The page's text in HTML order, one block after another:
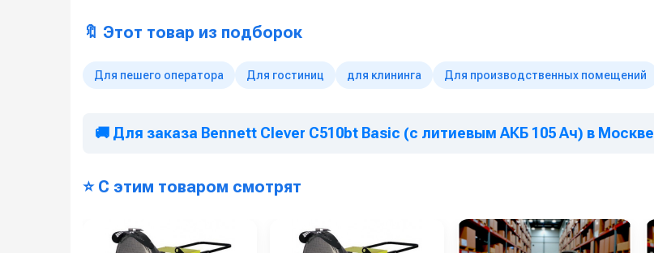
🔖 Этот товар из подборок
Для пешего оператора Для гостиниц для клининга Для производственных помещений
🚚 Для заказа Bennett Clever C510bt Basic (с литиевым АКБ 105 Ач) в Москве
⭐ С этим товаром смотрят